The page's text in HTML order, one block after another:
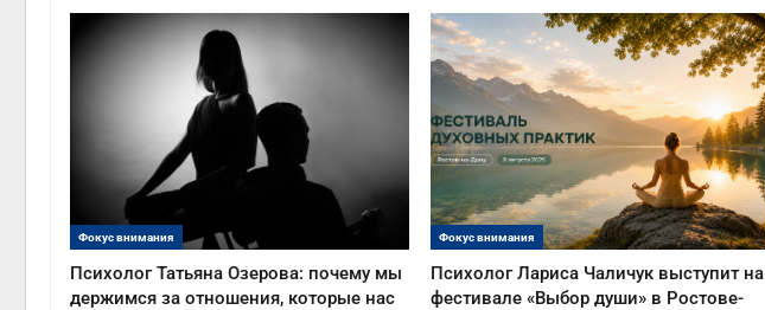
Фокус внимания
Психолог Татьяна Озерова: почему мы
держимся за отношения, которые нас
Фокус внимания
Психолог Лариса Чаличук выступит на
фестивале «Выбор души» в Ростове-